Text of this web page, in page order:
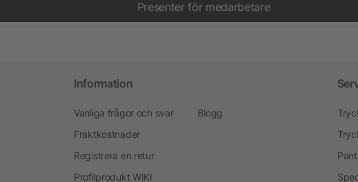
Presenter för medarbetare
Information
Vanliga frågor och svar
Fraktkostnader
Registrera en retur
Profilprodukt WIKI
Blogg